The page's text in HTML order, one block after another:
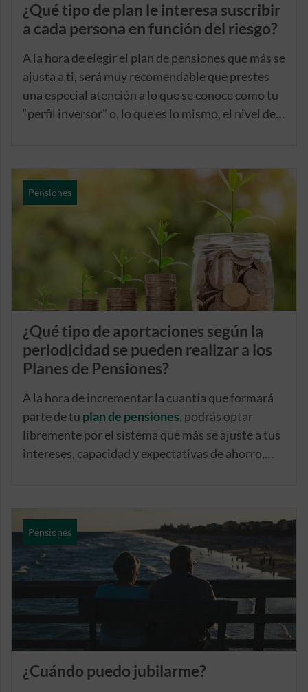
¿Qué tipo de plan le interesa suscribir
a cada persona en función del riesgo?
A la hora de elegir el plan de pensiones que más se
ajusta a ti, será muy recomendable que prestes
una especial atención a lo que se conoce como tu
“perfil inversor” o, lo que es lo mismo, el nivel de
Pensiones
¿Qué tipo de aportaciones según la
periodicidad se pueden realizar a los
Planes de Pensiones?
A la hora de incrementar la cuantía que formará
parte de tu plan de pensiones, podrás optar
libremente por el sistema que más se ajuste a tus
intereses, capacidad y expectativas de ahorro,
Pensiones
¿Cuándo puedo jubilarme?